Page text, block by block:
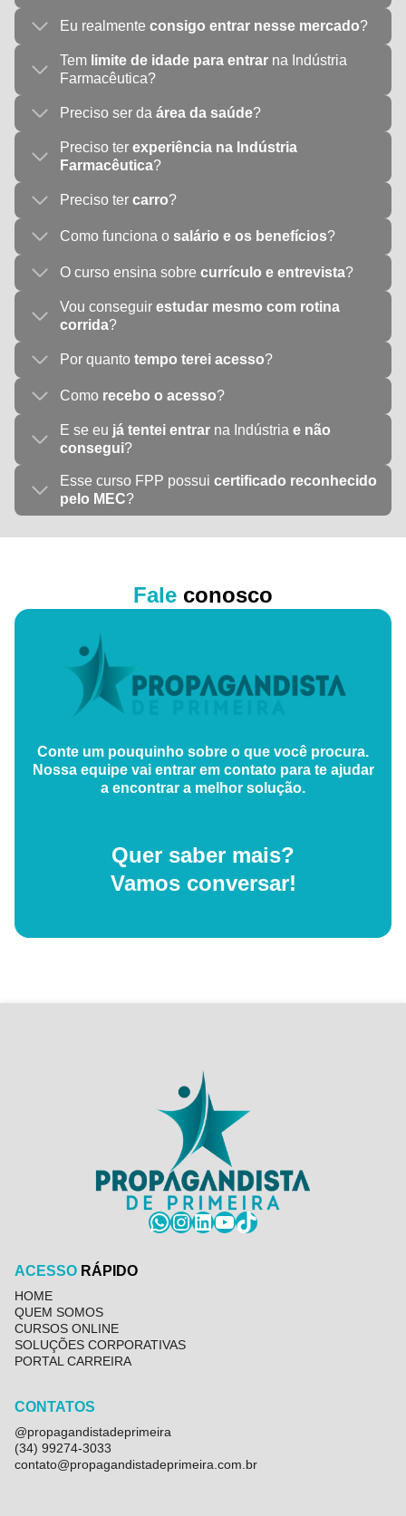
Eu realmente consigo entrar nesse mercado?
Tem limite de idade para entrar na Indústria
Farmacêutica?
Preciso ser da área da saúde?
Preciso ter experiência na Indústria
Farmacêutica?
Preciso ter carro?
Como funciona o salário e os benefícios?
O curso ensina sobre currículo e entrevista?
Vou conseguir estudar mesmo com rotina
corrida?
Por quanto tempo terei acesso?
Como recebo o acesso?
E se eu já tentei entrar na Indústria e não
consegui?
Esse curso FPP possui certificado reconhecido
pelo MEC?
Fale conosco
Conte um pouquinho sobre o que você procura.
Nossa equipe vai entrar em contato para te ajudar
a encontrar a melhor solução.
Quer saber mais?
Vamos conversar!
WhatsApp
Instagram
LinkedIn
YouTube
TikTok
ACESSO RÁPIDO
HOME
QUEM SOMOS
CURSOS ONLINE
SOLUÇÕES CORPORATIVAS
PORTAL CARREIRA
CONTATOS
@propagandistadeprimeira
(34) 99274-3033
contato@propagandistadeprimeira.com.br